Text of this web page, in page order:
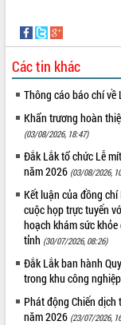
và tặng quà người dân xã
Hội nghị UBND tỉnh Đắk
tháng 7/2026
Lễ truy tặng danh hiệu “Bà
Nam Anh hùng” và trao
Lao động
UBND tỉnh Đắk Lắk triển
vụ 6 tháng cuối năm 2026
Kỳ họp thứ Hai, Hội đồng
tỉnh khóa XI quyết nghị
quan trọng
Bí thư Tỉnh ủy Lương
Triết thăm, tặng quà người
cách mạng
Rà soát, hoàn thiện hệ
văn hóa, thể thao đáp ứng
phát triển mới
ALBUM ẢNH
LIÊN KẾT WEB
Các tin khác
Thông cáo báo chí về
Khẩn trương hoàn
(03/08/2026, 18:47)
Đắk Lắk tổ chức Lễ
năm 2026 (03/08/2026,
Kết luận của đồng
cuộc họp trực tuyến
hoạch khám sức
tỉnh (30/07/2026, 08:26)
Đắk Lắk ban hành
trong khu công nghiệp
Phát động Chiến
năm 2026 (23/07/2026,